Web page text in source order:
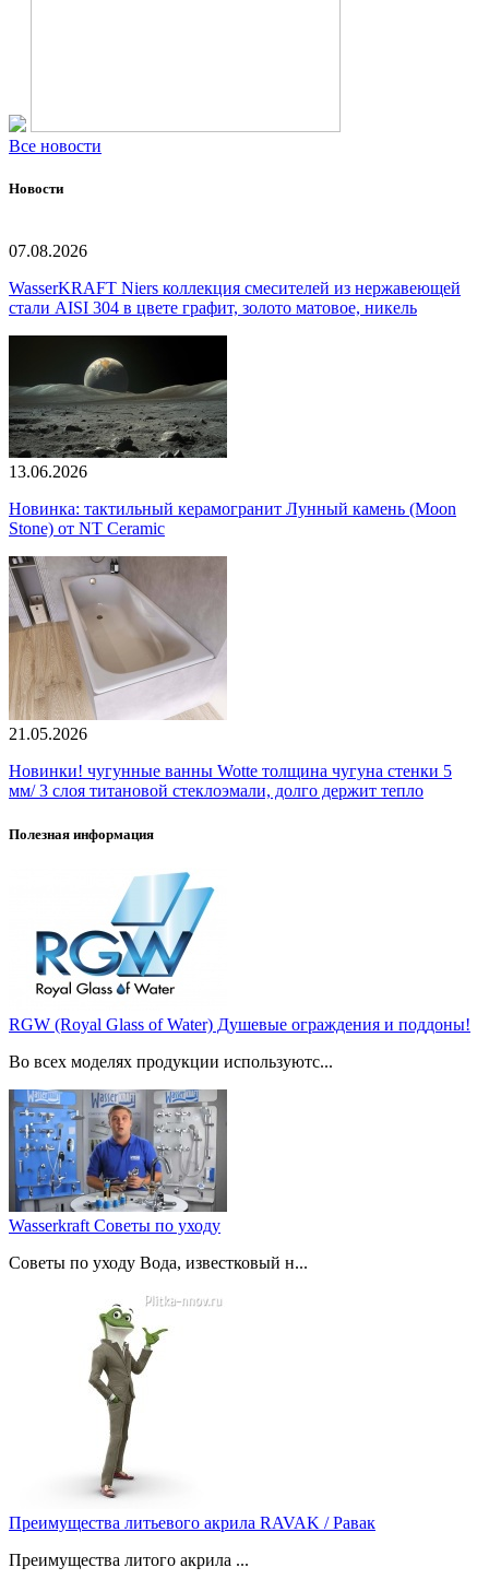
Все новости
Новости
07.08.2026
WasserKRAFT Niers коллекция смесителей из нержавеющей
стали AISI 304 в цвете графит, золото матовое, никель
13.06.2026
Новинка: тактильный керамогранит Лунный камень (Moon
Stone) от NT Ceramic
21.05.2026
Новинки! чугунные ванны Wotte толщина чугуна стенки 5
мм/ 3 слоя титановой стеклоэмали, долго держит тепло
Полезная информация
RGW (Royal Glass of Water) Душевые ограждения и поддоны!
Во всех моделях продукции используютс...
Wasserkraft Советы по уходу
Советы по уходу Вода, известковый н...
Преимущества литьевого акрила RAVAK / Равак
Преимущества литого акрила ...